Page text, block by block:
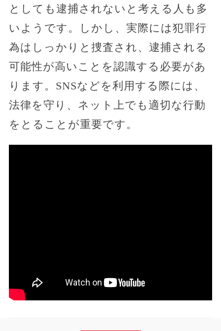
としても逮捕されないと考える人も多
いようです。しかし、実際には犯罪行
為はしっかりと捜査され、逮捕される
可能性が高いことを認識する必要があ
ります。SNSなどを利用する際には、
法律を守り、ネット上でも適切な行動
をとることが重要です。